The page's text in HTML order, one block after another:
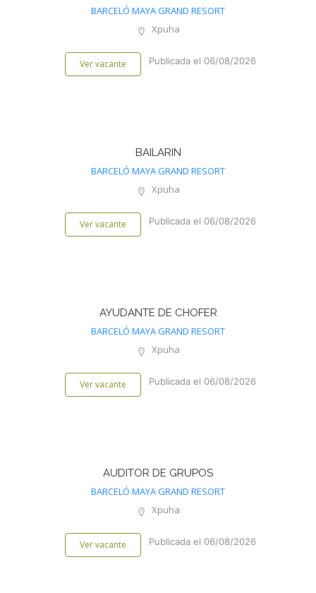
BARCELÓ MAYA GRAND RESORT
Xpuha
Ver vacante Publicada el 06/08/2026
BAILARIN
BARCELÓ MAYA GRAND RESORT
Xpuha
Ver vacante Publicada el 06/08/2026
AYUDANTE DE CHOFER
BARCELÓ MAYA GRAND RESORT
Xpuha
Ver vacante Publicada el 06/08/2026
AUDITOR DE GRUPOS
BARCELÓ MAYA GRAND RESORT
Xpuha
Ver vacante Publicada el 06/08/2026